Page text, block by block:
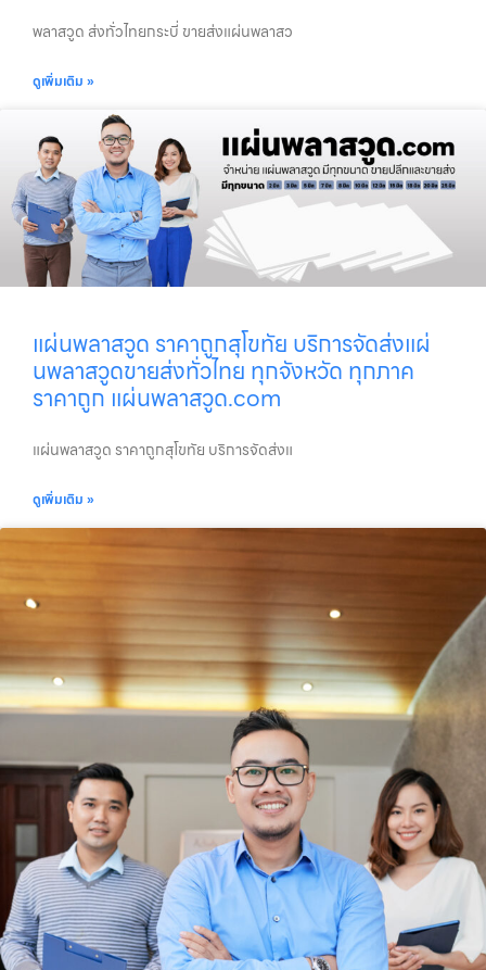
พลาสวูด ส่งทั่วไทยกระบี่ ขายส่งแผ่นพลาสว
ดูเพิ่มเติม »
แผ่นพลาสวูด ราคาถูกสุโขทัย บริการจัดส่งแผ่
นพลาสวูดขายส่งทั่วไทย ทุกจังหวัด ทุกภาค
ราคาถูก แผ่นพลาสวูด.com
แผ่นพลาสวูด ราคาถูกสุโขทัย บริการจัดส่งแ
ดูเพิ่มเติม »